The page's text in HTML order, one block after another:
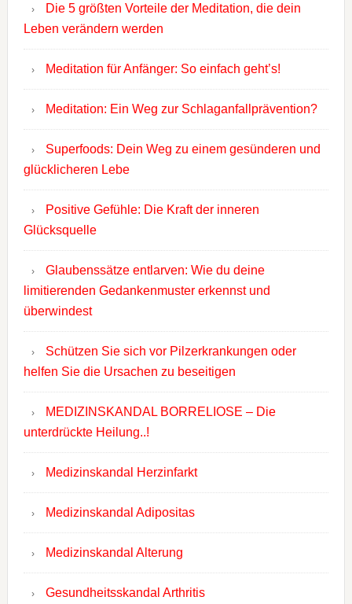
Die 5 größten Vorteile der Meditation, die dein
Leben verändern werden
Meditation für Anfänger: So einfach geht’s!
Meditation: Ein Weg zur Schlaganfallprävention?
Superfoods: Dein Weg zu einem gesünderen und
glücklicheren Lebe
Positive Gefühle: Die Kraft der inneren
Glücksquelle
Glaubenssätze entlarven: Wie du deine
limitierenden Gedankenmuster erkennst und
überwindest
Schützen Sie sich vor Pilzerkrankungen oder
helfen Sie die Ursachen zu beseitigen
MEDIZINSKANDAL BORRELIOSE – Die
unterdrückte Heilung..!
Medizinskandal Herzinfarkt
Medizinskandal Adipositas
Medizinskandal Alterung
Gesundheitsskandal Arthritis